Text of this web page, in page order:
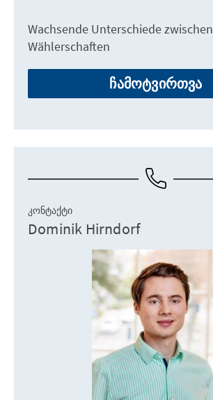
Wachsende Unterschiede zwischen
Wählerschaften
ჩამოტვირთვა
ᲙᲝᲜᲢᲐᲥᲢᲘ
Dominik Hirndorf